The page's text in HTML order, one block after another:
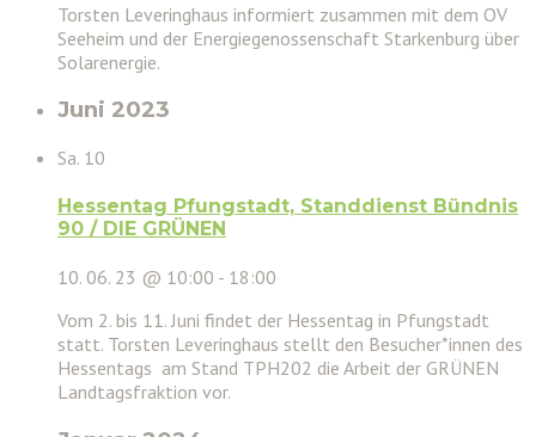
Torsten Leveringhaus informiert zusammen mit dem OV
Seeheim und der Energiegenossenschaft Starkenburg über
Solarenergie.
Juni 2023
Sa. 10
Hessentag Pfungstadt, Standdienst Bündnis
90 / DIE GRÜNEN
10. 06. 23 @ 10:00 - 18:00
Vom 2. bis 11. Juni findet der Hessentag in Pfungstadt
statt. Torsten Leveringhaus stellt den Besucher*innen des
Hessentags am Stand TPH202 die Arbeit der GRÜNEN
Landtagsfraktion vor.